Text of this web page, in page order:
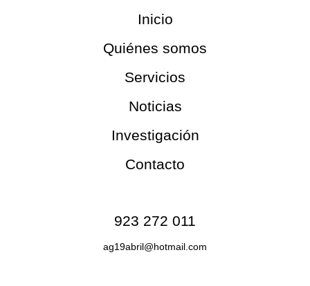
Inicio
Quiénes somos
Servicios
Noticias
Investigación
Contacto
923 272 011
ag19abril@hotmail.com